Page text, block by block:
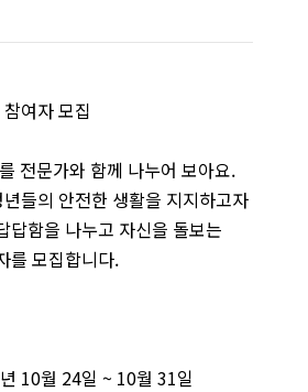
여자 모집
전문가와 함께 나누어 보아요.
들의 안전한 생활을 지지하고자
답함을 나누고 자신을 돌보는
를 모집합니다.
10월 24일 ~ 10월 31일